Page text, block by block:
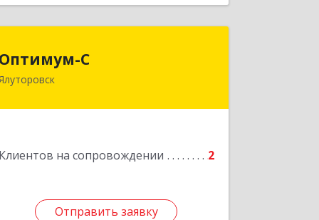
Оптимум-С
Ялуторовск
Клиентов на сопровождении 2
Отправить заявку
Отправить заявку